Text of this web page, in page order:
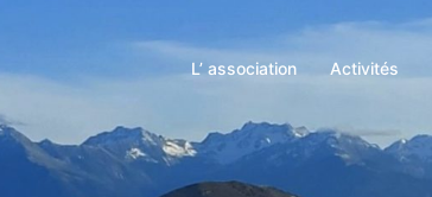
L’ association Activités